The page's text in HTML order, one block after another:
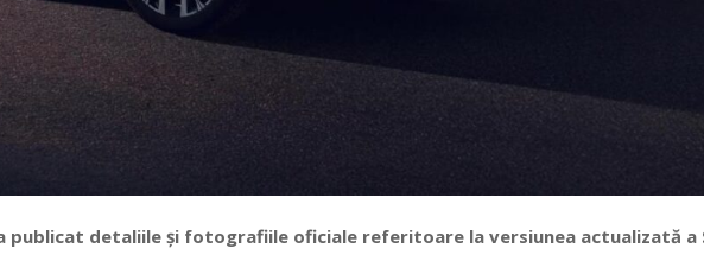
detaliile și fotografiile oficiale referitoare la versiunea actualizată a